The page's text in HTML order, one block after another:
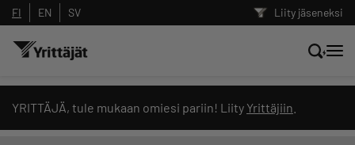
Liity jäseneksi
FI EN SV
YRITTÄJÄ, tule mukaan omiesi pariin! Liity Yrittäjiin
Hae sivustolta tai kysy suoraan
Yrittäjien tekoälyltä